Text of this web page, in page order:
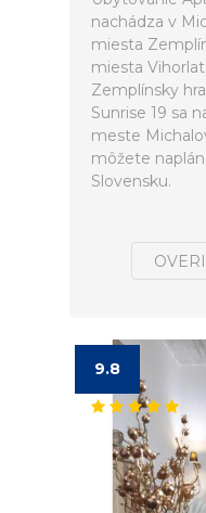
nachádza v
miesta
miesta
Zemplínsky
Sunrise 19 sa
meste
môžete
Slovensku.
9.8